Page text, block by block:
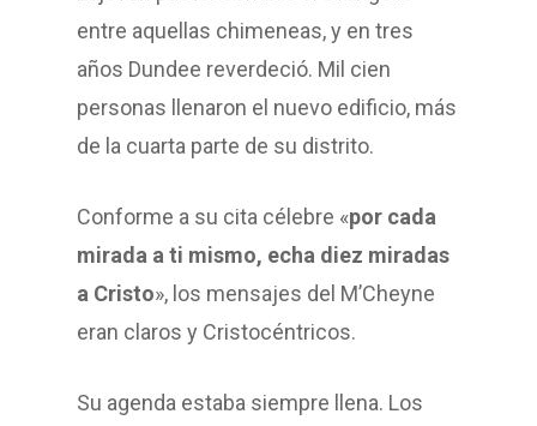
entre aquellas chimeneas, y en tres
años Dundee reverdeció. Mil cien
personas llenaron el nuevo edificio, más
de la cuarta parte de su distrito.
Conforme a su cita célebre «por cada
mirada a ti mismo, echa diez miradas
a Cristo», los mensajes del M’Cheyne
eran claros y Cristocéntricos.
Su agenda estaba siempre llena. Los